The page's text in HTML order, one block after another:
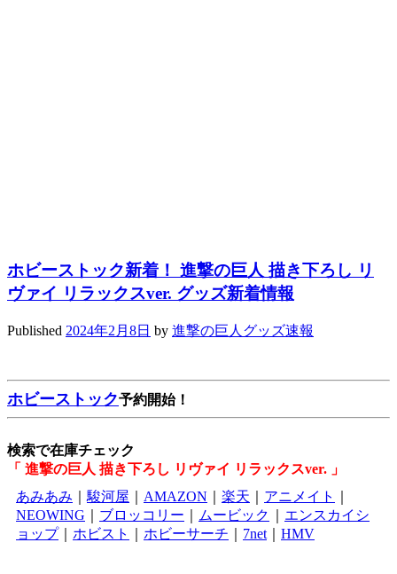
ホビーストック新着！ 進撃の巨人 描き下ろし リ
ヴァイ リラックスver. グッズ新着情報
Published 2024年2月8日 by 進撃の巨人グッズ速報
ホビーストック予約開始！
検索で在庫チェック
「 進撃の巨人 描き下ろし リヴァイ リラックスver. 」
あみあみ
駿河屋 AMAZON 楽天 アニメイト
NEOWING
ブロッコリー ムービック
エンスカイシ
ョップ｜ ホビスト ホビーサーチ 7net HMV